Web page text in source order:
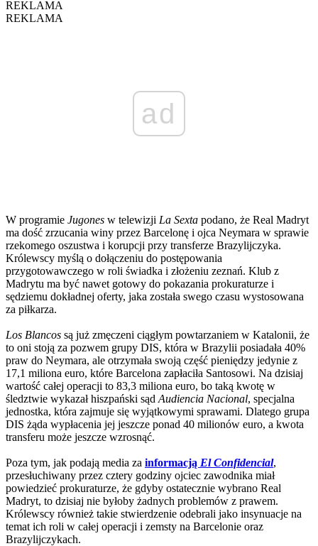
REKLAMA
REKLAMA
ad
W programie Jugones w telewizji La Sexta podano, że Real Madryt
ma dość zrzucania winy przez Barcelonę i ojca Neymara w sprawie
rzekomego oszustwa i korupcji przy transferze Brazylijczyka.
Królewscy myślą o dołączeniu do postępowania
przygotowawczego w roli świadka i złożeniu zeznań. Klub z
Madrytu ma być nawet gotowy do pokazania prokuraturze i
sędziemu dokładnej oferty, jaka została swego czasu wystosowana
za piłkarza.
Los Blancos są już zmęczeni ciągłym powtarzaniem w Katalonii, że
to oni stoją za pozwem grupy DIS, która w Brazylii posiadała 40%
praw do Neymara, ale otrzymała swoją część pieniędzy jedynie z
17,1 miliona euro, które Barcelona zapłaciła Santosowi. Na dzisiaj
wartość całej operacji to 83,3 miliona euro, bo taką kwotę w
śledztwie wykazał hiszpański sąd Audiencia Nacional, specjalna
jednostka, która zajmuje się wyjątkowymi sprawami. Dlatego grupa
DIS żąda wypłacenia jej jeszcze ponad 40 milionów euro, a kwota
transferu może jeszcze wzrosnąć.
Poza tym, jak podają media za informacją El Confidencial,
przesłuchiwany przez cztery godziny ojciec zawodnika miał
powiedzieć prokuraturze, że gdyby ostatecznie wybrano Real
Madryt, to dzisiaj nie byłoby żadnych problemów z prawem.
Królewscy również takie stwierdzenie odebrali jako insynuacje na
temat ich roli w całej operacji i zemsty na Barcelonie oraz
Brazylijczykach.